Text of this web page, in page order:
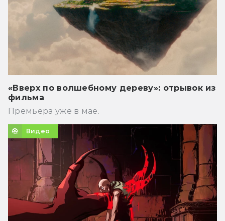
«Вверх по волшебному дереву»: отрывок из
фильма
Премьера уже в мае.
Видео